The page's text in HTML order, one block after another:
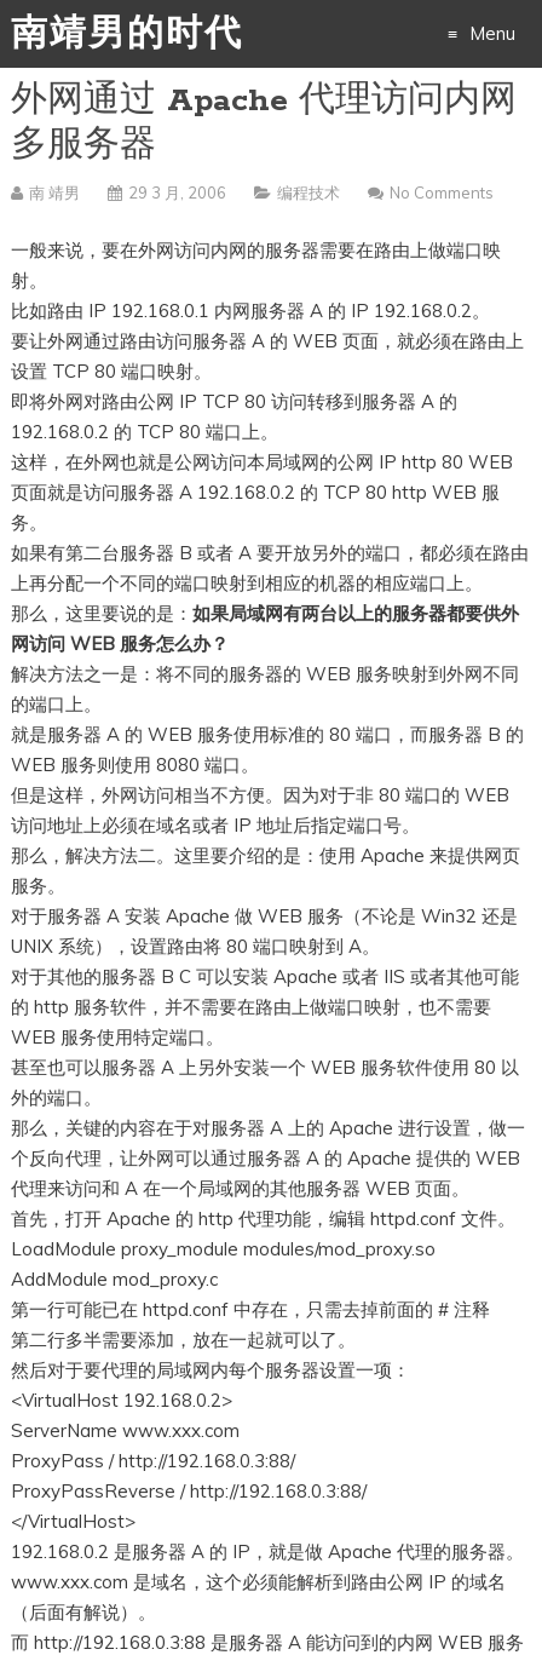
南靖男的时代 Menu
Skip
content
外网通过 Apache 代理访问内网
多服务器
南 靖男 29 3 月, 2006 编程技术 No Comments
一般来说，要在外网访问内网的服务器需要在路由上做端口映
射。
比如路由 IP 192.168.0.1 内网服务器 A 的 IP 192.168.0.2。
要让外网通过路由访问服务器 A 的 WEB 页面，就必须在路由上
设置 TCP 80 端口映射。
即将外网对路由公网 IP TCP 80 访问转移到服务器 A 的
192.168.0.2 的 TCP 80 端口上。
这样，在外网也就是公网访问本局域网的公网 IP http 80 WEB
页面就是访问服务器 A 192.168.0.2 的 TCP 80 http WEB 服
务。
如果有第二台服务器 B 或者 A 要开放另外的端口，都必须在路由
上再分配一个不同的端口映射到相应的机器的相应端口上。
那么，这里要说的是： 如果局域网有两台以上的服务器都要供外
网访问 WEB 服务怎么办？
解决方法之一是：将不同的服务器的 WEB 服务映射到外网不同
的端口上。
就是服务器 A 的 WEB 服务使用标准的 80 端口，而服务器 B 的
WEB 服务则使用 8080 端口。
但是这样，外网访问相当不方便。因为对于非 80 端口的 WEB
访问地址上必须在域名或者 IP 地址后指定端口号。
那么，解决方法二。这里要介绍的是：使用 Apache 来提供网页
服务。
对于服务器 A 安装 Apache 做 WEB 服务（不论是 Win32 还是
UNIX 系统），设置路由将 80 端口映射到 A。
对于其他的服务器 B C 可以安装 Apache 或者 IIS 或者其他可能
的 http 服务软件，并不需要在路由上做端口映射，也不需要
WEB 服务使用特定端口。
甚至也可以服务器 A 上另外安装一个 WEB 服务软件使用 80 以
外的端口。
那么，关键的内容在于对服务器 A 上的 Apache 进行设置，做一
个反向代理，让外网可以通过服务器 A 的 Apache 提供的 WEB
代理来访问和 A 在一个局域网的其他服务器 WEB 页面。
首先，打开 Apache 的 http 代理功能，编辑 httpd.conf 文件。
LoadModule proxy_module modules/mod_proxy.so
AddModule mod_proxy.c
第一行可能已在 httpd.conf 中存在，只需去掉前面的 # 注释
第二行多半需要添加，放在一起就可以了。
然后对于要代理的局域网内每个服务器设置一项：
<VirtualHost 192.168.0.2>
ServerName www.xxx.com
ProxyPass / http://192.168.0.3:88/
ProxyPassReverse / http://192.168.0.3:88/
</VirtualHost>
192.168.0.2 是服务器 A 的 IP，就是做 Apache 代理的服务器。
www.xxx.com 是域名，这个必须能解析到路由公网 IP 的域名
（后面有解说）。
而 http://192.168.0.3:88 是服务器 A 能访问到的内网 WEB 服务